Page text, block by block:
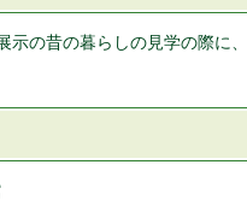
示の昔の暮らしの見学の際に